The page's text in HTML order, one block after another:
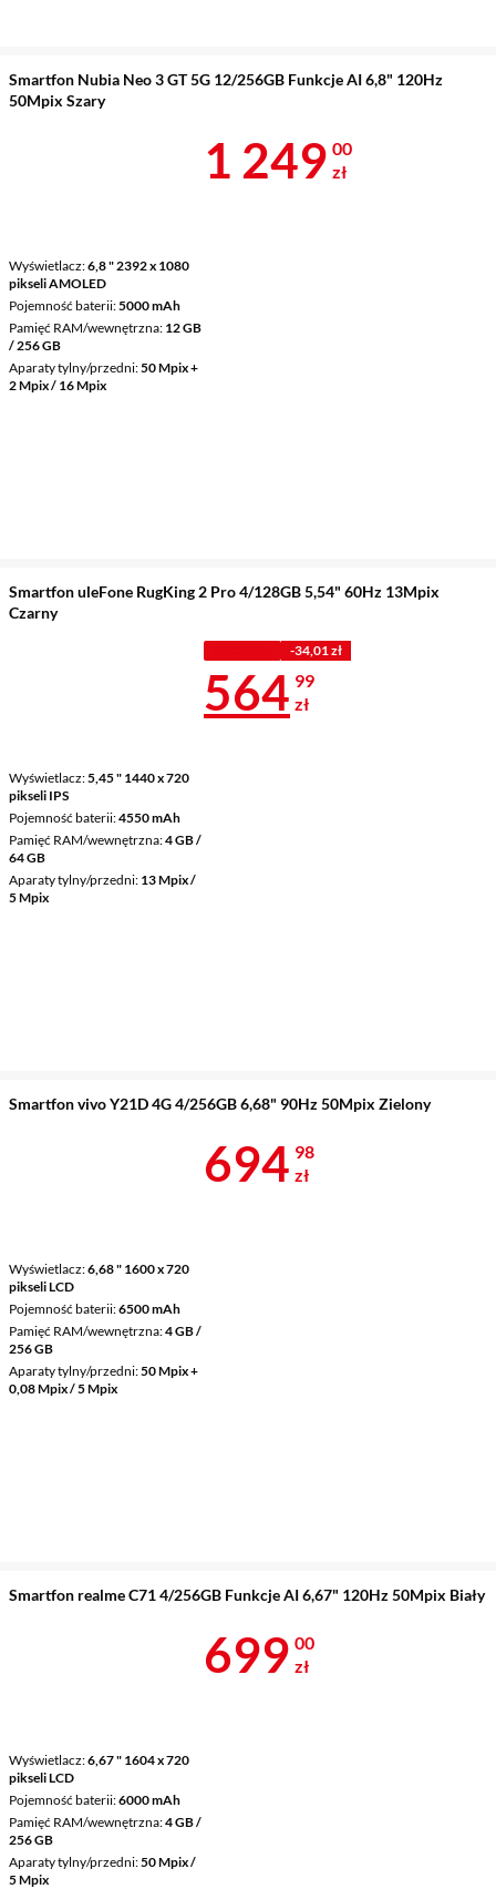
Smartfon Nubia Neo 3 GT 5G 12/256GB Funkcje AI 6,8" 120Hz
50Mpix Szary
Wyświetlacz 6,8 " 2392 x 1080
pikseli AMOLED
Pojemność baterii 5000 mAh
Pamięć RAM/wewnętrzna 12 GB
/ 256 GB
Aparaty tylny/przedni 50 Mpix +
2 Mpix / 16 Mpix
Cena 1 249 zł
1 249 00
zł
Smartfon uleFone RugKing 2 Pro 4/128GB 5,54" 60Hz 13Mpix
Czarny
Wyświetlacz 5,45 " 1440 x 720
pikseli IPS
Pojemność baterii 4550 mAh
Pamięć RAM/wewnętrzna 4 GB /
64 GB
Aparaty tylny/przedni 13 Mpix /
5 Mpix
-34,01 zł
Cena 564,99
564 99
zł
Smartfon vivo Y21D 4G 4/256GB 6,68" 90Hz 50Mpix Zielony
Wyświetlacz 6,68 " 1600 x 720
pikseli LCD
Pojemność baterii 6500 mAh
Pamięć RAM/wewnętrzna 4 GB /
256 GB
Aparaty tylny/przedni 50 Mpix +
0,08 Mpix / 5 Mpix
Cena 694,98
694 98
zł
Smartfon realme C71 4/256GB Funkcje AI 6,67" 120Hz 50Mpix Biały
Wyświetlacz 6,67 " 1604 x 720
pikseli LCD
Pojemność baterii 6000 mAh
Pamięć RAM/wewnętrzna 4 GB /
256 GB
Aparaty tylny/przedni 50 Mpix /
5 Mpix
Cena 699 zł
699 00
zł